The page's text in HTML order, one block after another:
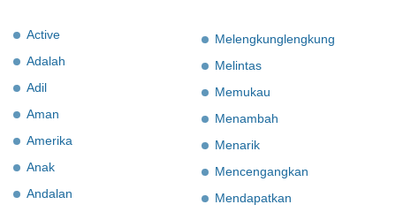
Active
Adalah
Adil
Aman
Amerika
Anak
Andalan
Melengkunglengkung
Melintas
Memukau
Menambah
Menarik
Mencengangkan
Mendapatkan